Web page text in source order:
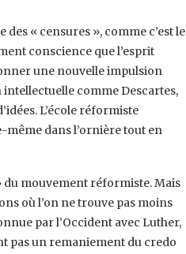
« ‎censures », comme c’est le
conscience que l’esprit
une nouvelle impulsion
comme ‎Descartes,
L’école réformiste
même dans l’ornière tout en
du ‎mouvement réformiste. Mais
où l’on ne trouve pas moins
par l’Occident avec Luther,
pas un ‎remaniement du credo